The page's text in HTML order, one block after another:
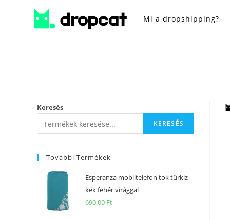
Mi a dropshipping?
Keresés
KERESÉS
További Termékek
Esperanza mobiltelefon tok türkiz
kék fehér virággal
690.00 Ft